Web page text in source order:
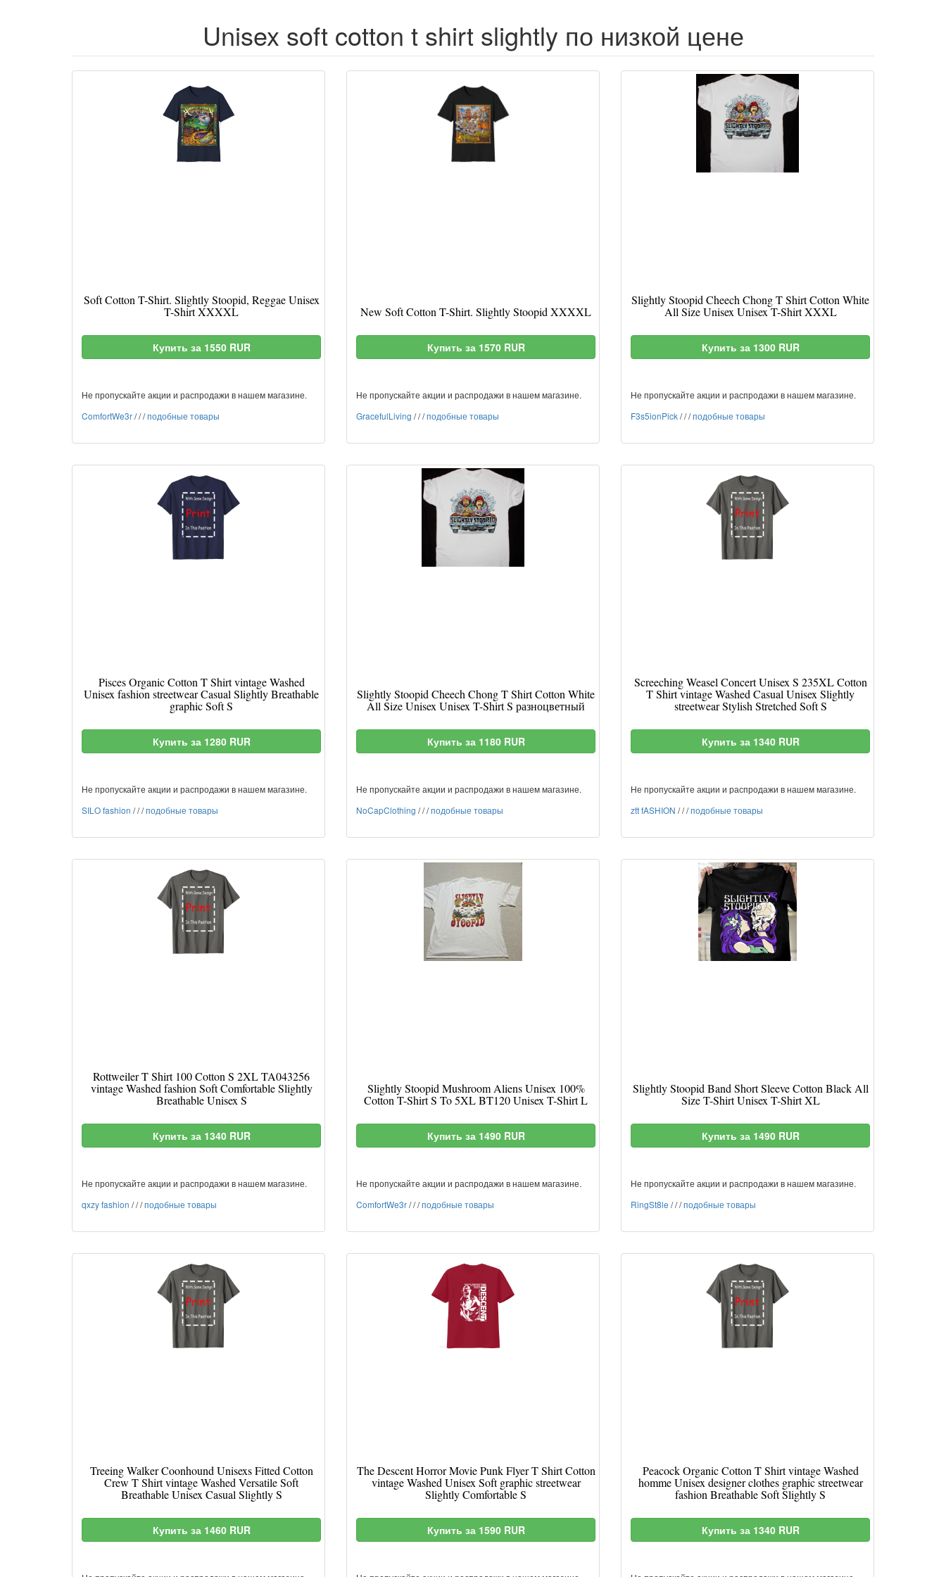
Unisex soft cotton t shirt slightly по низкой цене
Soft Cotton T-Shirt. Slightly Stoopid, Reggae Unisex
T-Shirt XXXXL
Купить за 1550 RUR
Не пропускайте акции и распродажи в нашем магазине.
ComfortWe3r///подобные товары
New Soft Cotton T-Shirt. Slightly Stoopid XXXXL
Купить за 1570 RUR
Не пропускайте акции и распродажи в нашем магазине.
GracefulLiving ///подобные товары
Slightly Stoopid Cheech Chong T Shirt Cotton White
All Size Unisex Unisex T-Shirt XXXL
Купить за 1300 RUR
Не пропускайте акции и распродажи в нашем магазине.
F3s5ionPick///подобные товары
Pisces Organic Cotton T Shirt vintage Washed
Unisex fashion streetwear Casual Slightly Breathable
graphic Soft S
Купить за 1280 RUR
Не пропускайте акции и распродажи в нашем магазине.
SILO fashion ///подобные товары
Slightly Stoopid Cheech Chong T Shirt Cotton White
All Size Unisex Unisex T-Shirt S разноцветный
Купить за 1180 RUR
Не пропускайте акции и распродажи в нашем магазине.
NoCapClothing ///подобные товары
Screeching Weasel Concert Unisex S 235XL Cotton
T Shirt vintage Washed Casual Unisex Slightly
streetwear Stylish Stretched Soft S
Купить за 1340 RUR
Не пропускайте акции и распродажи в нашем магазине.
ztt fASHION ///подобные товары
Rottweiler T Shirt 100 Cotton S 2XL TA043256
vintage Washed fashion Soft Comfortable Slightly
Breathable Unisex S
Купить за 1340 RUR
Не пропускайте акции и распродажи в нашем магазине.
qxzy fashion ///подобные товары
Slightly Stoopid Mushroom Aliens Unisex 100%
Cotton T-Shirt S To 5XL BT120 Unisex T-Shirt L
Купить за 1490 RUR
Не пропускайте акции и распродажи в нашем магазине.
ComfortWe3r///подобные товары
Slightly Stoopid Band Short Sleeve Cotton Black All
Size T-Shirt Unisex T-Shirt XL
Купить за 1490 RUR
Не пропускайте акции и распродажи в нашем магазине.
RingSt8le ///подобные товары
Treeing Walker Coonhound Unisexs Fitted Cotton
Crew T Shirt vintage Washed Versatile Soft
Breathable Unisex Casual Slightly S
Купить за 1460 RUR
The Descent Horror Movie Punk Flyer T Shirt Cotton
vintage Washed Unisex Soft graphic streetwear
Slightly Comfortable S
Купить за 1590 RUR
Peacock Organic Cotton T Shirt vintage Washed
homme Unisex designer clothes graphic streetwear
fashion Breathable Soft Slightly S
Купить за 1340 RUR